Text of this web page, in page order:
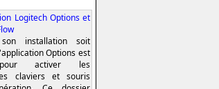
Logitech Options et
installation soit
Options est
activer les
claviers et souris